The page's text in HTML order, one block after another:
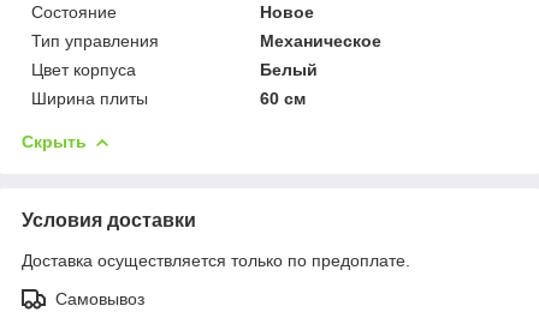
Состояние
Новое
Тип управления
Механическое
Цвет корпуса
Белый
Ширина плиты
60 см
Скрыть
Условия доставки
Доставка осуществляется только по предоплате.
Самовывоз